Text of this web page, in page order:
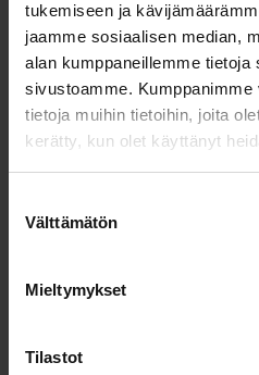
tukemiseen ja
jaamme sosiaalisen median,
alan kumppaneillemme tietoja
sivustoamme. Kumppanimme
tietoja muihin tietoihin, joita
kerätty, kun olet käyttänyt
valinta
Välttämätön
Mieltymykset
Tilastot
Silikoninen
Laskeuman ja
Laskeuman ja